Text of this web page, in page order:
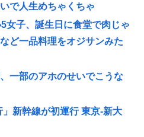
で人生めちゃくちゃ
5女子、誕生日に食堂で肉じゃ
ど一品料理をオジサンみた
一部のアホのせいでこうな
」新幹線が初運行 東京-新大